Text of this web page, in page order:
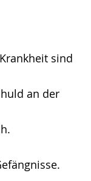
sind
an der